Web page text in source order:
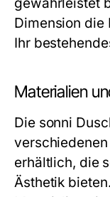
gewährleistet
Dimension die
Ihr
Materialien
Die sonni
erhältlich, die
Ästhetik